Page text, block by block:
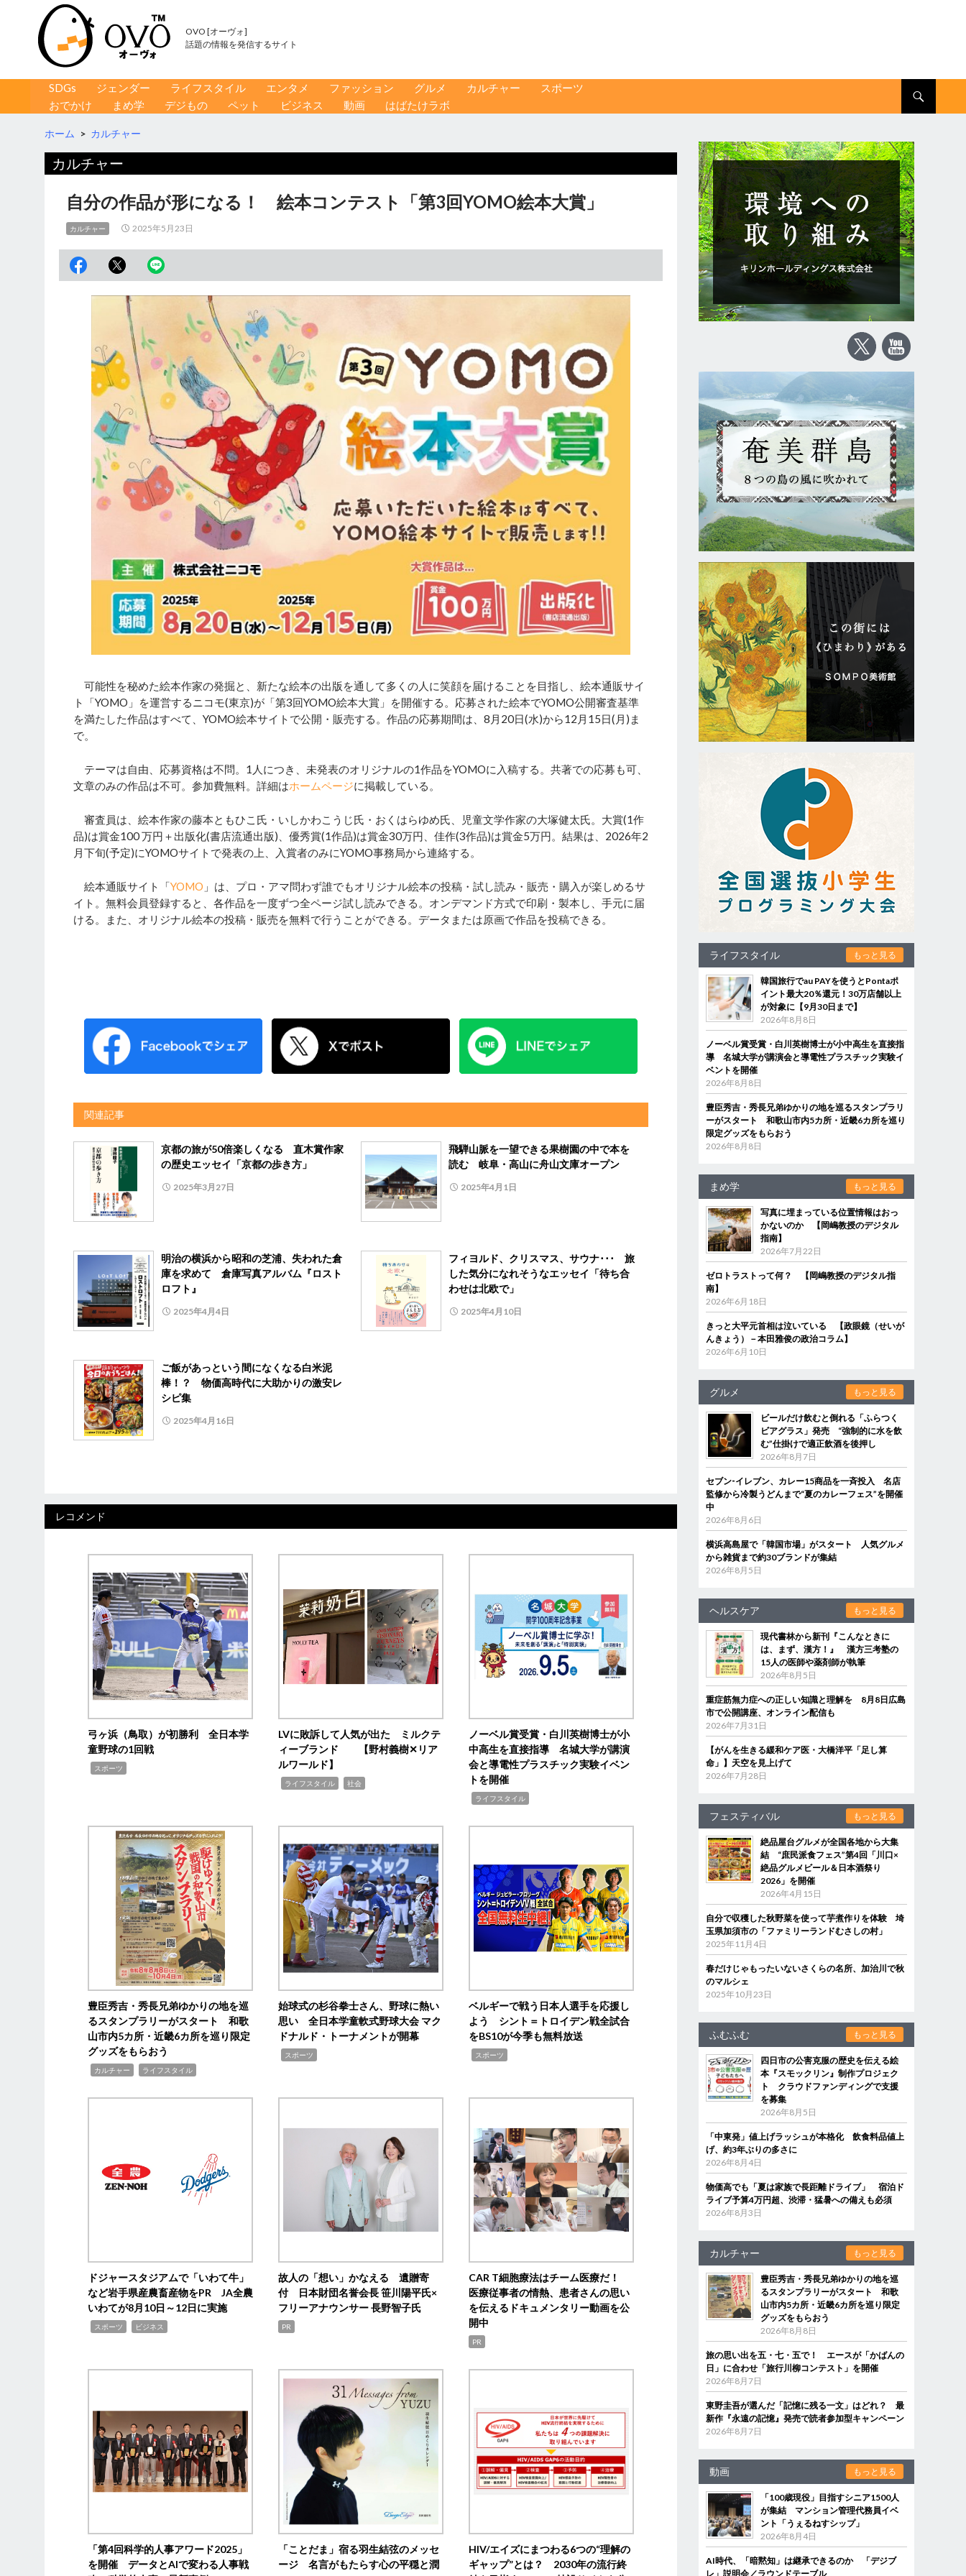
OVO [オーヴォ]
話題の情報を発信するサイト
コンテンツへ移動
SDGs ジェンダー ライフスタイル エンタメ ファッション グルメ カルチャー
スポーツ
おでかけ
まめ学 デジもの ペット ビジネス 動画 はばたけラボ
ホーム > カルチャー
カルチャー
自分の作品が形になる！ 絵本コンテスト「第3回YOMO絵本大賞」
カルチャー 2025年5月23日
可能性を秘めた絵本作家の発掘と、新たな絵本の出版を通して多くの人に笑顔を届けることを目指し、絵本通販サイ
ト「YOMO」を運営するニコモ(東京)が「第3回YOMO絵本大賞」を開催する。応募された絵本でYOMO公開審査基準
を満たした作品はすべて、YOMO絵本サイトで公開・販売する。作品の応募期間は、8月20日(水)から12月15日(月)ま
で。
テーマは自由、応募資格は不問。1人につき、未発表のオリジナルの1作品をYOMOに入稿する。共著での応募も可、
文章のみの作品は不可。参加費無料。詳細はホームページに掲載している。
審査員は、絵本作家の藤本ともひこ氏・いしかわこうじ氏・おくはらゆめ氏、児童文学作家の大塚健太氏。大賞(1作
品)は賞金100 万円＋出版化(書店流通出版)、優秀賞(1作品)は賞金30万円、佳作(3作品)は賞金5万円。結果は、2026年2
月下旬(予定)にYOMOサイトで発表の上、入賞者のみにYOMO事務局から連絡する。
絵本通販サイト「YOMO 」は、プロ・アマ問わず誰でもオリジナル絵本の投稿・試し読み・販売・購入が楽しめるサ
イト。無料会員登録すると、各作品を一度ずつ全ページ試し読みできる。オンデマンド方式で印刷・製本し、手元に届
ける。また、オリジナル絵本の投稿・販売を無料で行うことができる。データまたは原画で作品を投稿できる。
関連記事
京都の旅が50倍楽しくなる 直木賞作家
の歴史エッセイ「京都の歩き方」
2025年3月27日
飛騨山脈を一望できる果樹園の中で本を
読む 岐阜・高山に舟山文庫オープン
2025年4月1日
明治の横浜から昭和の芝浦、失われた倉
庫を求めて 倉庫写真アルバム『ロスト
ロフト』
2025年4月4日
フィヨルド、クリスマス、サウナ･･･ 旅
した気分になれそうなエッセイ「待ち合
わせは北欧で」
2025年4月10日
ご飯があっという間になくなる白米泥
棒！？ 物価高時代に大助かりの激安レ
シピ集
2025年4月16日
レコメンド
弓ヶ浜（鳥取）が初勝利 全日本学
童野球の1回戦
スポーツ
LVに敗訴して人気が出た ミルクテ
ィーブランド 【野村義樹✕リア
ルワールド】
ライフスタイル 社会
ノーベル賞受賞・白川英樹博士が小
中高生を直接指導 名城大学が講演
会と導電性プラスチック実験イベン
トを開催
ライフスタイル
豊臣秀吉・秀長兄弟ゆかりの地を巡
るスタンプラリーがスタート 和歌
山市内5カ所・近畿6カ所を巡り限定
グッズをもらおう
カルチャー ライフスタイル
始球式の杉谷拳士さん、野球に熱い
思い 全日本学童軟式野球大会 マク
ドナルド・トーナメントが開幕
スポーツ
ベルギーで戦う日本人選手を応援し
よう シント＝トロイデン戦全試合
をBS10が今季も無料放送
スポーツ
ドジャースタジアムで「いわて牛」
など岩手県産農畜産物をPR JA全農
いわてが8月10日～12日に実施
スポーツ ビジネス
故人の「想い」かなえる 遺贈寄
付 日本財団名誉会長 笹川陽平氏×
フリーアナウンサー 長野智子氏
PR
CAR T細胞療法はチーム医療だ！
医療従事者の情熱、患者さんの思い
を伝えるドキュメンタリー動画を公
開中
PR
「第4回科学的人事アワード2025」
を開催 データとAIで変わる人事戦
「ことだま」宿る羽生結弦のメッセ
ージ 名言がもたらす心の平穏と潤
HIV/エイズにまつわる6つの“理解の
ギャップ”とは？ 2030年の流行終
ライフスタイル もっと見る
韓国旅行でau PAYを使うとPontaポ
イント最大20％還元！30万店舗以上
が対象に【9月30日まで】
2026年8月8日
ノーベル賞受賞・白川英樹博士が小中高生を直接指
導 名城大学が講演会と導電性プラスチック実験イ
ベントを開催
2026年8月8日
豊臣秀吉・秀長兄弟ゆかりの地を巡るスタンプラリ
ーがスタート 和歌山市内5カ所・近畿6カ所を巡り
限定グッズをもらおう
2026年8月8日
まめ学 もっと見る
写真に埋まっている位置情報はおっ
かないのか 【岡嶋教授のデジタル
指南】
2026年7月22日
ゼロトラストって何？ 【岡嶋教授のデジタル指
南】
2026年6月18日
きっと大平元首相は泣いている 【政眼鏡（せいが
んきょう）－本田雅俊の政治コラム】
2026年6月10日
グルメ もっと見る
ビールだけ飲むと倒れる「ふらつく
ビアグラス」発売 “強制的に水を飲
む”仕掛けで適正飲酒を後押し
2026年8月7日
セブン‐イレブン、カレー15商品を一斉投入 名店
監修から冷製うどんまで“夏のカレーフェス”を開催
中
2026年8月6日
横浜高島屋で「韓国市場」がスタート 人気グルメ
から雑貨まで約30ブランドが集結
2026年8月5日
ヘルスケア もっと見る
現代書林から新刊『こんなときに
は、まず、漢方！』 漢方三考塾の
15人の医師や薬剤師が執筆
2026年8月5日
重症筋無力症への正しい知識と理解を 8月8日広島
市で公開講座、オンライン配信も
2026年7月31日
【がんを生きる緩和ケア医・大橋洋平「足し算
命」】天空を見上げて
2026年7月28日
フェスティバル もっと見る
絶品屋台グルメが全国各地から大集
結 “庶民派食フェス”第4回「川口×
絶品グルメビール＆日本酒祭り
2026」を開催
2026年4月15日
自分で収穫した秋野菜を使って芋煮作りを体験 埼
玉県加須市の「ファミリーランドむさしの村」
2025年11月4日
春だけじゃもったいないさくらの名所、加治川で秋
のマルシェ
2025年10月23日
ふむふむ もっと見る
四日市の公害克服の歴史を伝える絵
本『スモックリン』制作プロジェク
ト クラウドファンディングで支援
を募集
2026年8月5日
「中東発」値上げラッシュが本格化 飲食料品値上
げ、約3年ぶりの多さに
2026年8月4日
物価高でも「夏は家族で長距離ドライブ」 宿泊ド
ライブ予算4万円超、渋滞・猛暑への備えも必須
2026年8月3日
カルチャー もっと見る
豊臣秀吉・秀長兄弟ゆかりの地を巡
るスタンプラリーがスタート 和歌
山市内5カ所・近畿6カ所を巡り限定
グッズをもらおう
2026年8月8日
旅の思い出を五・七・五で！ エースが「かばんの
日」に合わせ「旅行川柳コンテスト」を開催
2026年8月7日
東野圭吾が選んだ「記憶に残る一文」はどれ？ 最
新作『永遠の記憶』発売で読者参加型キャンペーン
2026年8月7日
動画 もっと見る
「100歳現役」目指すシニア1500人
が集結 マンション管理代務員イベ
ント「うぇるねすシップ」
2026年8月4日
AI時代、「暗黙知」は継承できるのか 「デジブ
レ」説明会／ラウンドテーブル